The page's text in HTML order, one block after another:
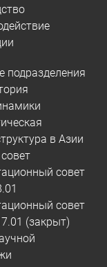
подразделения
в Азии
совет
совет
(закрыт)